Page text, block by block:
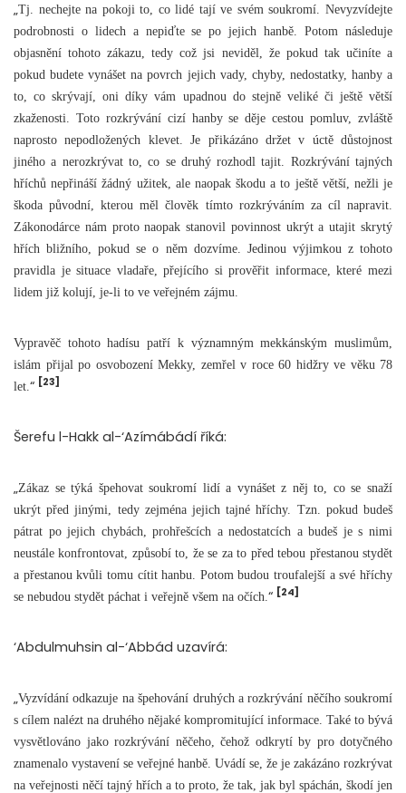
„Tj. nechejte na pokoji to, co lidé tají ve svém soukromí. Nevyzvídejte
podrobnosti o lidech a nepiďte se po jejich hanbě. Potom následuje
objasnění tohoto zákazu, tedy což jsi neviděl, že pokud tak učiníte a
pokud budete vynášet na povrch jejich vady, chyby, nedostatky, hanby a
to, co skrývají, oni díky vám upadnou do stejně veliké či ještě větší
zkaženosti. Toto rozkrývání cizí hanby se děje cestou pomluv, zvláště
naprosto nepodložených klevet. Je přikázáno držet v úctě důstojnost
jiného a nerozkrývat to, co se druhý rozhodl tajit. Rozkrývání tajných
hříchů nepřináší žádný užitek, ale naopak škodu a to ještě větší, nežli je
škoda původní, kterou měl člověk tímto rozkrýváním za cíl napravit.
Zákonodárce nám proto naopak stanovil povinnost ukrýt a utajit skrytý
hřích bližního, pokud se o něm dozvíme. Jedinou výjimkou z tohoto
pravidla je situace vladaře, přejícího si prověřit informace, které mezi
lidem již kolují, je-li to ve veřejném zájmu.
Vypravěč tohoto hadísu patří k významným mekkánským muslimům,
islám přijal po osvobození Mekky, zemřel v roce 60 hidžry ve věku 78
let. “ [23]
Šerefu l-Hakk al-‘Azímábádí říká:
„Zákaz se týká špehovat soukromí lidí a vynášet z něj to, co se snaží
ukrýt před jinými, tedy zejména jejich tajné hříchy. Tzn. pokud budeš
pátrat po jejich chybách, prohřešcích a nedostatcích a budeš je s nimi
neustále konfrontovat, způsobí to, že se za to před tebou přestanou stydět
a přestanou kvůli tomu cítit hanbu. Potom budou troufalejší a své hříchy
se nebudou stydět páchat i veřejně všem na očích. “ [24]
‘Abdulmuhsin al-‘Abbád uzavírá:
„Vyzvídání odkazuje na špehování druhých a rozkrývání něčího soukromí
s cílem nalézt na druhého nějaké kompromitující informace. Také to bývá
vysvětlováno jako rozkrývání něčeho, čehož odkrytí by pro dotyčného
znamenalo vystavení se veřejné hanbě. Uvádí se, že je zakázáno rozkrývat
na veřejnosti něčí tajný hřích a to proto, že tak, jak byl spáchán, škodí jen